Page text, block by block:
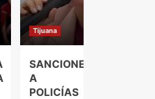
Tijuana
SANCIONES
A
POLICÍAS